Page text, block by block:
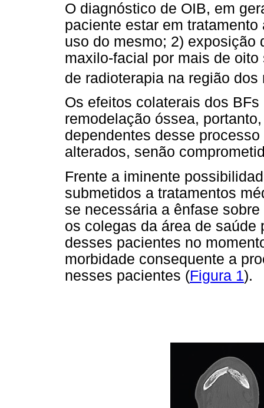
O diagnóstico de OIB, em
paciente estar em
uso do mesmo; 2) exposição
maxilo-facial por mais de
de radioterapia na região
Os efeitos colaterais dos
remodelação óssea,
dependentes desse
alterados, senão
Frente a iminente
submetidos a tratamentos
se necessária a ênfase
os colegas da área de
desses pacientes no
morbidade consequente a
nesses pacientes (Figura 1).